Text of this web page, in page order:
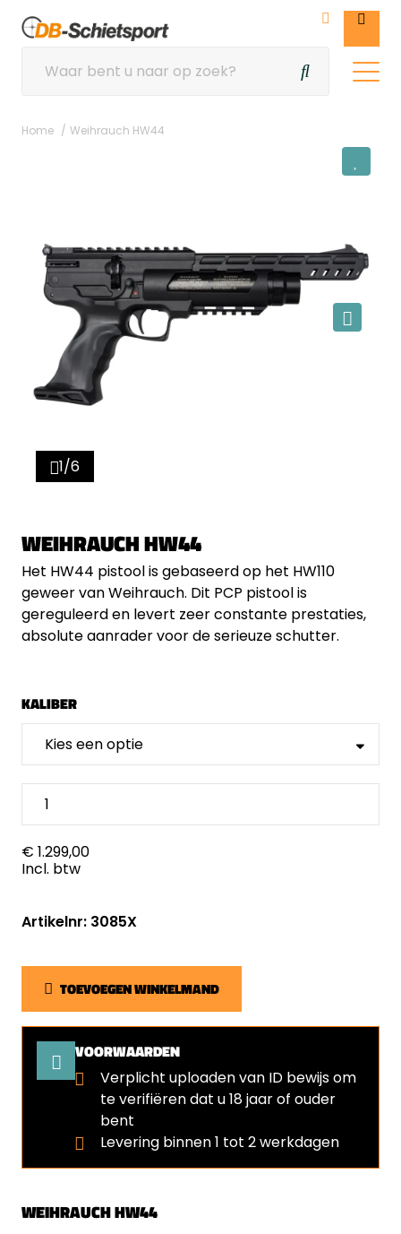
Home Weihrauch HW44
WEIHRAUCH HW44
1/6
WEIHRAUCH HW44
Het HW44 pistool is gebaseerd op het HW110
geweer van Weihrauch. Dit PCP pistool is
gereguleerd en levert zeer constante prestaties,
absolute aanrader voor de serieuze schutter.
KALIBER
€ 1.299,00
Incl. btw
Artikelnr: 3085X
TOEVOEGEN WINKELMAND
VOORWAARDEN
Verplicht uploaden van ID bewijs om
te verifiëren dat u 18 jaar of ouder
bent
Levering binnen 1 tot 2 werkdagen